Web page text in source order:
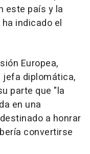
este país y la
indicado el
Europea,
jefa diplomática,
parte que "la
en una
a honrar
convertirse